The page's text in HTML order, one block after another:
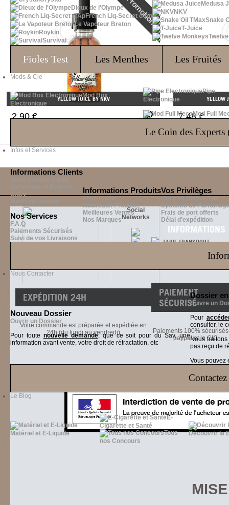
Dieux de l'Olympe
French Liq-Secret d'Ap
Le Vapoteur Breton
Roykin
Survival
Medusa
NKV
Snake
T-Juice
Fioles Test Les Menthes Les Fruités
Mods & Cie
Mod Box
Electronique
Pipe
Electronique
Mod Full
Le Coin des Experts
Infos et Services
Informations Clients
Votre Compte Client
Livraisons et Retours
C.G.V
Mentions légales
Nos Services
F.A.Q
Paiements Sécurisés
Suivi de vos Livraisons
Informations Produits
Promotions
Nouveaux Produits
Meilleures Ventes
Nos Marques
Vos Privilèges
Offre de Bienvenue
Système de Parrainage
Frais de port offerts
Délai d'expédition
Nous Contacter
Nouveau Dossier
Ouvrir un Dossier
Pour toute nouvelle demande, que ce soit pour du Sav, une
information avant vente, votre droit de rétractation, etc
Dossier
Suivre un
Pour
consulter, le
Nous
pas reçu de
Vous pouvez
Le Blog
Matériel et E-Liquide
E-
Cigarette et Santé
Tous
nos Concours
Découvrir la
YELLOW JUICE BY NKV
2,90 €
YELLOW
7,48 €
Social
Networks
INFORMATIONS
TARIF TRANSPORT
SUIVI DE COMMANDE
EXPÉDITION 24H
Votre commande est préparée et expédiée en
24h (du lundi au vendredi)
PAIEMENT
SÉCURISÉ
Paiements 100%
paypal et le CIC